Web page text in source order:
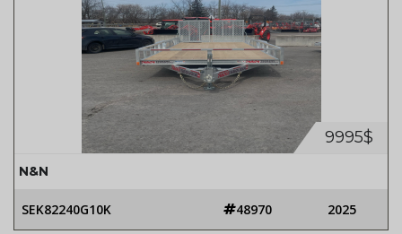
9995$
N&N
SEK82240G10K 48970 2025